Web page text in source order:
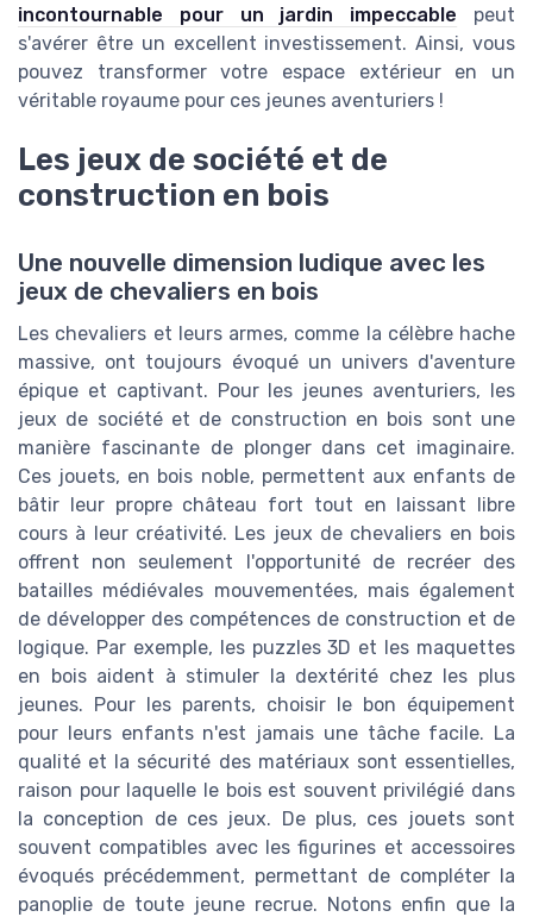
incontournable pour un jardin impeccable peut
s'avérer être un excellent investissement. Ainsi, vous
pouvez transformer votre espace extérieur en un
véritable royaume pour ces jeunes aventuriers !
Les jeux de société et de
construction en bois
Une nouvelle dimension ludique avec les
jeux de chevaliers en bois
Les chevaliers et leurs armes, comme la célèbre hache
massive, ont toujours évoqué un univers d'aventure
épique et captivant. Pour les jeunes aventuriers, les
jeux de société et de construction en bois sont une
manière fascinante de plonger dans cet imaginaire.
Ces jouets, en bois noble, permettent aux enfants de
bâtir leur propre château fort tout en laissant libre
cours à leur créativité. Les jeux de chevaliers en bois
offrent non seulement l'opportunité de recréer des
batailles médiévales mouvementées, mais également
de développer des compétences de construction et de
logique. Par exemple, les puzzles 3D et les maquettes
en bois aident à stimuler la dextérité chez les plus
jeunes. Pour les parents, choisir le bon équipement
pour leurs enfants n'est jamais une tâche facile. La
qualité et la sécurité des matériaux sont essentielles,
raison pour laquelle le bois est souvent privilégié dans
la conception de ces jeux. De plus, ces jouets sont
souvent compatibles avec les figurines et accessoires
évoqués précédemment, permettant de compléter la
panoplie de toute jeune recrue. Notons enfin que la